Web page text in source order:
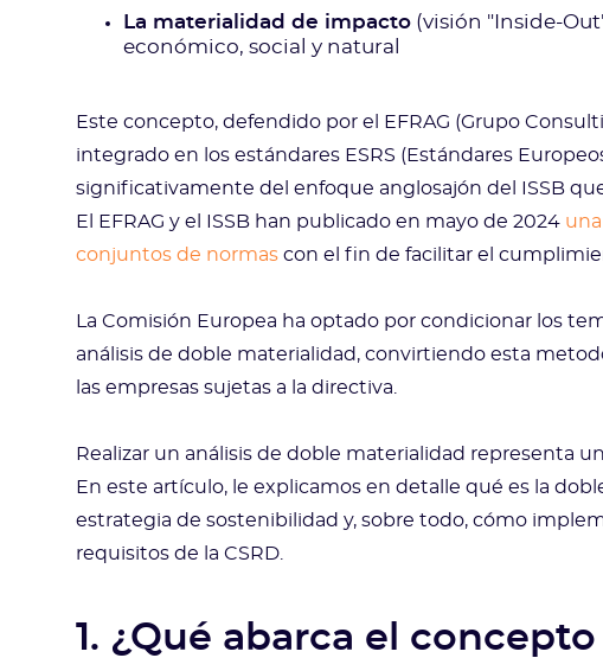
La materialidad de impacto (visión "Inside-
económico, social y natural
Este concepto, defendido por el EFRAG (Grupo
integrado en los estándares ESRS (Estándares
significativamente del enfoque anglosajón del ISSB
El EFRAG y el ISSB han publicado en mayo de 2024
conjuntos de normas con el fin de facilitar el
La Comisión Europea ha optado por condicionar los
análisis de doble materialidad, convirtiendo esta
las empresas sujetas a la directiva.
Realizar un análisis de doble materialidad representa
En este artículo, le explicamos en detalle qué es la
estrategia de sostenibilidad y, sobre todo, cómo
requisitos de la CSRD.
1. ¿Qué abarca el